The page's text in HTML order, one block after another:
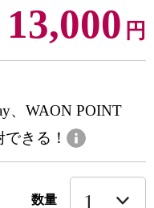
13,000 円
、WAON POINT
きる！
数量